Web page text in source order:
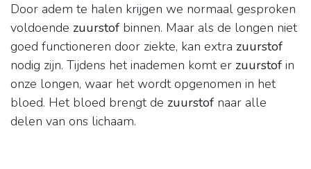
Door adem te halen krijgen we normaal gesproken
voldoende zuurstof binnen. Maar als de longen niet
goed functioneren door ziekte, kan extra zuurstof
nodig zijn. Tijdens het inademen komt er zuurstof in
onze longen, waar het wordt opgenomen in het
bloed. Het bloed brengt de zuurstof naar alle
delen van ons lichaam.